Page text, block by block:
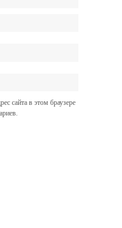
сайта в этом браузере